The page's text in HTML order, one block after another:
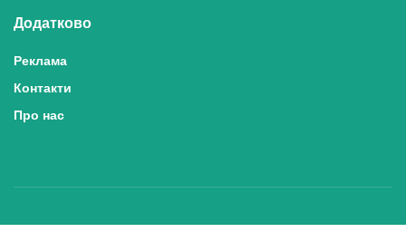
Додатково
Реклама
Контакти
Про нас
Політика конфіденційності та захисту персональних даних